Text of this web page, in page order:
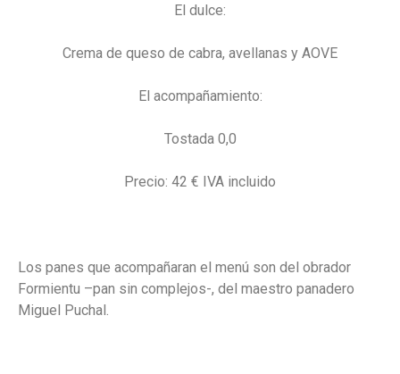
El dulce:
Crema de queso de cabra, avellanas y AOVE
El acompañamiento:
Tostada 0,0
Precio: 42 € IVA incluido
Los panes que acompañaran el menú son del obrador
Formientu –pan sin complejos-, del maestro panadero
Miguel Puchal.